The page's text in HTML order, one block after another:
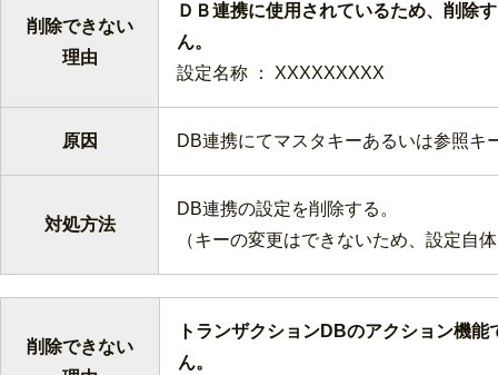
削除できない
理由
ＤＢ連携に使用されているため、削除
設定名称 ： XXXXXXXXX
原因 DB連携にてマスタキーあるいは参照キ
対処方法
DB連携の設定を削除する。
（キーの変更はできないため、設定自
削除できない
トランザクションDBのアクション機
ん